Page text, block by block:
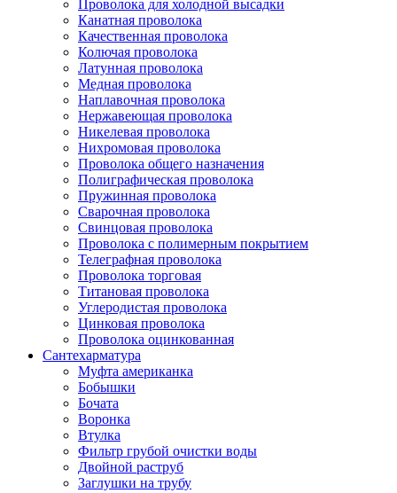
Проволока для холодной высадки
Канатная проволока
Качественная проволока
Колючая проволока
Латунная проволока
Медная проволока
Наплавочная проволока
Нержавеющая проволока
Никелевая проволока
Нихромовая проволока
Проволока общего назначения
Полиграфическая проволока
Пружинная проволока
Сварочная проволока
Свинцовая проволока
Проволока с полимерным покрытием
Телеграфная проволока
Проволока торговая
Титановая проволока
Углеродистая проволока
Цинковая проволока
Проволока оцинкованная
Сантехарматура
Муфта американка
Бобышки
Бочата
Воронка
Втулка
Фильтр грубой очистки воды
Двойной раструб
Заглушки на трубу